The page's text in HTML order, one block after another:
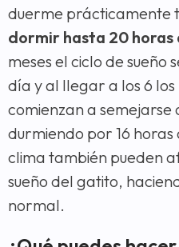
duerme prácticamente
dormir hasta 20 horas
meses el ciclo de sueño
día y al llegar a los 6
comienzan a semejarse
durmiendo por 16
clima también pueden
sueño del gatito,
normal.